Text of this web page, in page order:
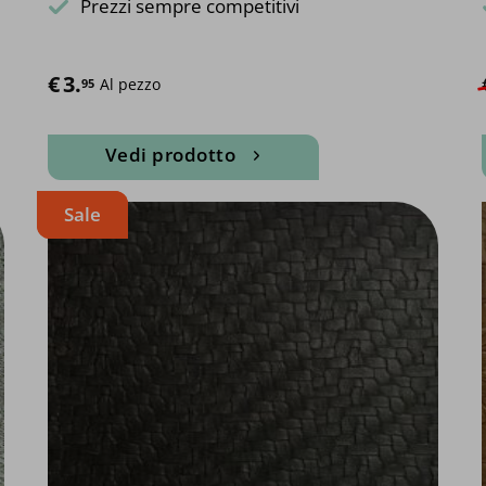
Prezzi sempre competitivi
€3.95 Al pezzo
Vedi prodotto
prodotto
ha
varianti.
opzioni
possono
scelte
nella
pagina
Sale